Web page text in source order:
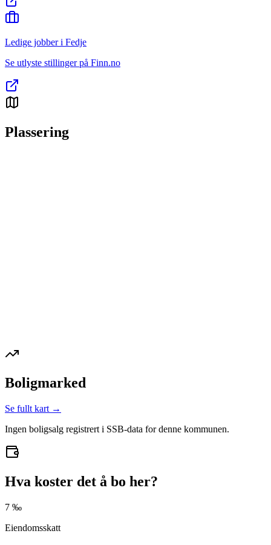
Ledige jobber i Fedje
Se utlyste stillinger på Finn.no
Plassering
Boligmarked
Se fullt kart →
Ingen boligsalg registrert i SSB-data for denne kommunen.
Hva koster det å bo her?
7 ‰
Eiendomsskatt